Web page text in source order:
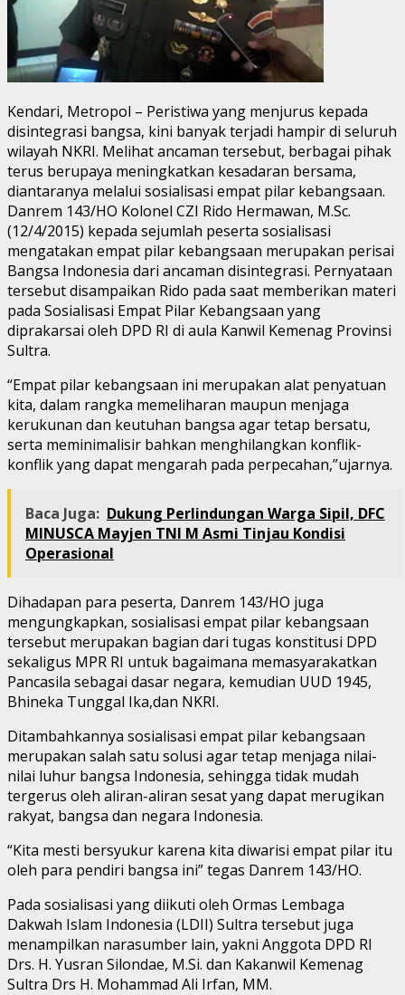
Kendari, Metropol – Peristiwa yang menjurus kepada
disintegrasi bangsa, kini banyak terjadi hampir di seluruh
wilayah NKRI. Melihat ancaman tersebut, berbagai pihak
terus berupaya meningkatkan kesadaran bersama,
diantaranya melalui sosialisasi empat pilar kebangsaan.
Danrem 143/HO Kolonel CZI Rido Hermawan, M.Sc.
(12/4/2015) kepada sejumlah peserta sosialisasi
mengatakan empat pilar kebangsaan merupakan perisai
Bangsa Indonesia dari ancaman disintegrasi. Pernyataan
tersebut disampaikan Rido pada saat memberikan materi
pada Sosialisasi Empat Pilar Kebangsaan yang
diprakarsai oleh DPD RI di aula Kanwil Kemenag Provinsi
Sultra.
“Empat pilar kebangsaan ini merupakan alat penyatuan
kita, dalam rangka memeliharan maupun menjaga
kerukunan dan keutuhan bangsa agar tetap bersatu,
serta meminimalisir bahkan menghilangkan konflik-
konflik yang dapat mengarah pada perpecahan,”ujarnya.
Baca Juga: Dukung Perlindungan Warga Sipil, DFC
MINUSCA Mayjen TNI M Asmi Tinjau Kondisi
Operasional
Dihadapan para peserta, Danrem 143/HO juga
mengungkapkan, sosialisasi empat pilar kebangsaan
tersebut merupakan bagian dari tugas konstitusi DPD
sekaligus MPR RI untuk bagaimana memasyarakatkan
Pancasila sebagai dasar negara, kemudian UUD 1945,
Bhineka Tunggal Ika,dan NKRI.
Ditambahkannya sosialisasi empat pilar kebangsaan
merupakan salah satu solusi agar tetap menjaga nilai-
nilai luhur bangsa Indonesia, sehingga tidak mudah
tergerus oleh aliran-aliran sesat yang dapat merugikan
rakyat, bangsa dan negara Indonesia.
“Kita mesti bersyukur karena kita diwarisi empat pilar itu
oleh para pendiri bangsa ini” tegas Danrem 143/HO.
Pada sosialisasi yang diikuti oleh Ormas Lembaga
Dakwah Islam Indonesia (LDII) Sultra tersebut juga
menampilkan narasumber lain, yakni Anggota DPD RI
Drs. H. Yusran Silondae, M.Si. dan Kakanwil Kemenag
Sultra Drs H. Mohammad Ali Irfan, MM.